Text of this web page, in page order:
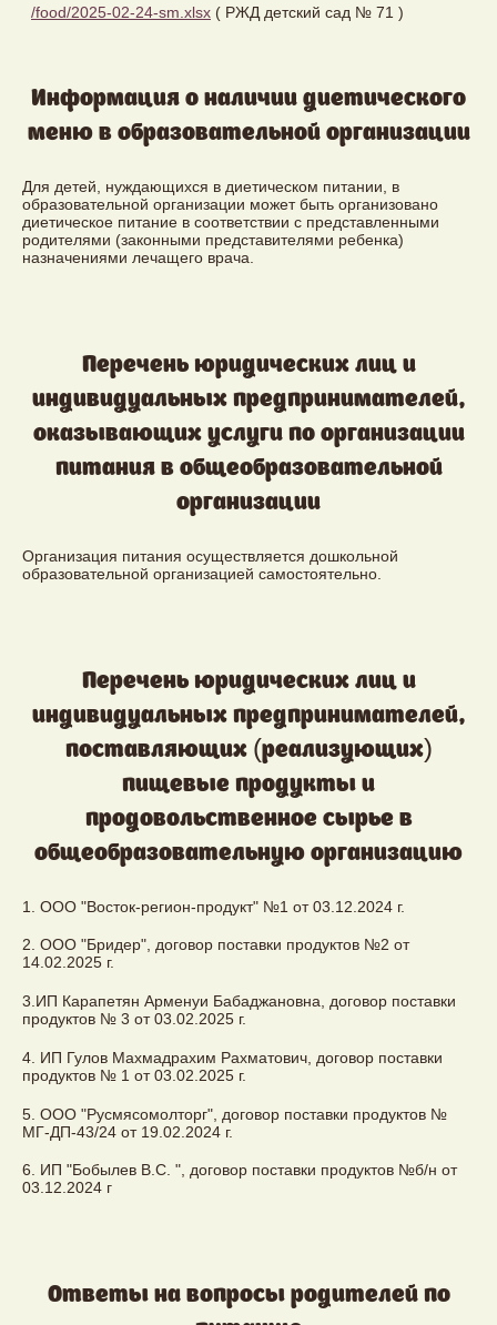
/food/2025-02-24-sm.xlsx ( РЖД детский сад № 71 )
Информация о наличии диетического
меню в образовательной организации
Для детей, нуждающихся в диетическом питании, в
образовательной организации может быть организовано
диетическое питание в соответствии с представленными
родителями (законными представителями ребенка)
назначениями лечащего врача.
Перечень юридических лиц и
индивидуальных предпринимателей,
оказывающих услуги по организации
питания в общеобразовательной
организации
Организация питания осуществляется дошкольной
образовательной организацией самостоятельно.
Перечень юридических лиц и
индивидуальных предпринимателей,
поставляющих (реализующих)
пищевые продукты и
продовольственное сырье в
общеобразовательную организацию
1. ООО "Восток-регион-продукт" №1 от 03.12.2024 г.
2. ООО "Бридер", договор поставки продуктов №2 от
14.02.2025 г.
3.ИП Карапетян Арменуи Бабаджановна, договор поставки
продуктов № 3 от 03.02.2025 г.
4. ИП Гулов Махмадрахим Рахматович, договор поставки
продуктов № 1 от 03.02.2025 г.
5. ООО "Русмясомолторг", договор поставки продуктов №
МГ-ДП-43/24 от 19.02.2024 г.
6. ИП "Бобылев В.С. ", договор поставки продуктов №б/н от
03.12.2024 г
Ответы на вопросы родителей по